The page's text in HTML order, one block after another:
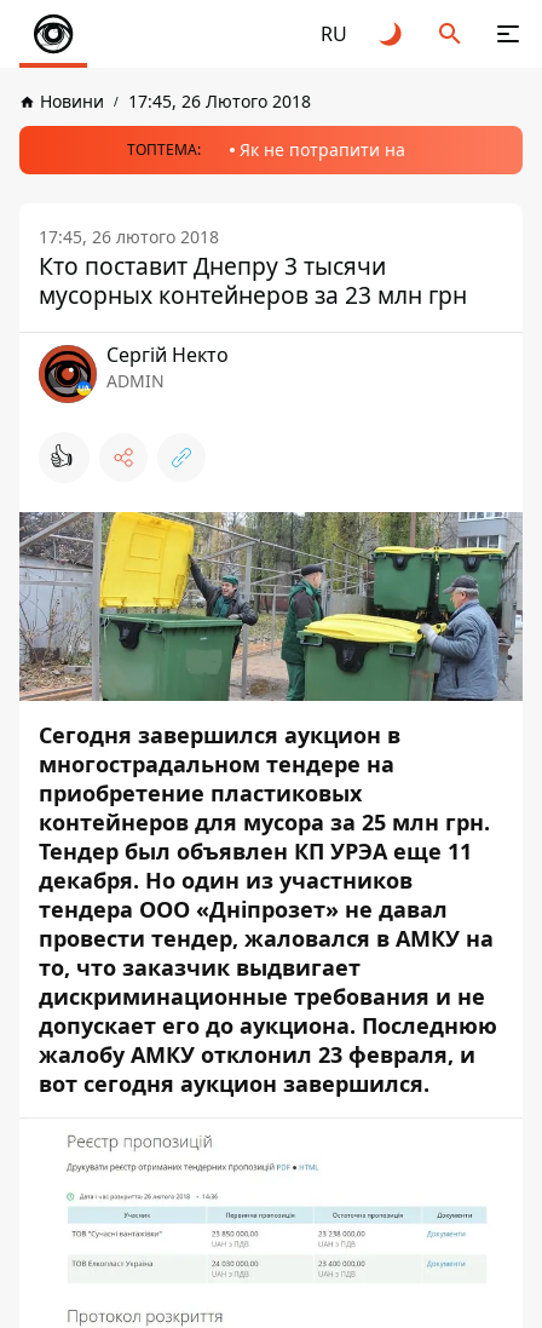
RU
Новини 17:45, 26 Лютого 2018
ТОПТЕМА: Як не потрапити на
17:45, 26 лютого 2018
Кто поставит Днепру 3 тысячи
мусорных контейнеров за 23 млн грн
Сергій Некто
ADMIN
👍
Сегодня завершился аукцион в
многострадальном тендере на
приобретение пластиковых
контейнеров для мусора за 25 млн грн.
Тендер был объявлен КП УРЭА еще 11
декабря. Но один из участников
тендера ООО «Дніпрозет» не давал
провести тендер, жаловался в АМКУ на
то, что заказчик выдвигает
дискриминационные требования и не
допускает его до аукциона. Последнюю
жалобу АМКУ отклонил 23 февраля, и
вот сегодня аукцион завершился.